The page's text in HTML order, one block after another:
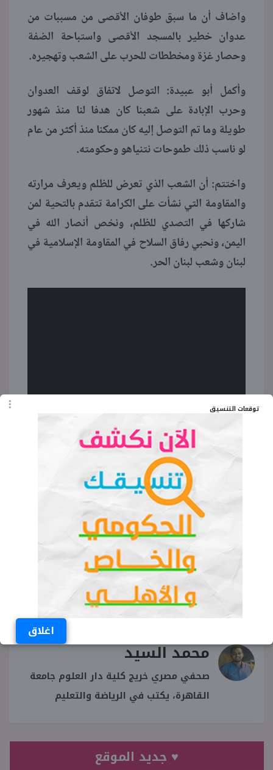
توقعات التنسيق
اغلاق
واضاف أن ما سبق طوفان الأقصى من مسببات من
عدوان خطير بالمسجد الأقصى واستباحة الضفة
وحصار غزة ومخططات للحرب على الشعب وتهجيره.
وأكمل أبو عبيدة: التوصل لاتفاق لوقف العدوان
وحرب الإبادة على شعبنا كان هدفا لنا منذ شهور
طويلة وما تم التوصل إليه كان ممكنا منذ أكثر من عام
لو ناسب ذلك طموحات نتنياهو وحكومته.
واختتم: أن الشعب الذي تعرض للظلم ويعرف مرارته
والمقاومة التي نشأت على الكرامة تتقدم بالتحية لمن
شاركها في التصدي للظلم، ونخص أنصار الله في
اليمن، ونحبي رفاق السلاح في المقاومة الإسلامية في
لبنان وشعب لبنان الحر.
الكلمات المفتاحية
ماذا قال أبو عبيدة اليوم
كلمة ابو عبيدة اليوم
ماذا قال أبو عبيدة في خطابه اليوم
خطاب ابو عبيدة اليوم
محمد السيد
صحفي مصري خريج كلية دار العلوم جامعة
القاهرة، يكتب في الرياضة والتعليم
♥ جديد الموقع